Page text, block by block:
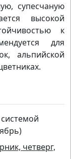
супесчаную
высокой
к
для
альпийской
четверг,